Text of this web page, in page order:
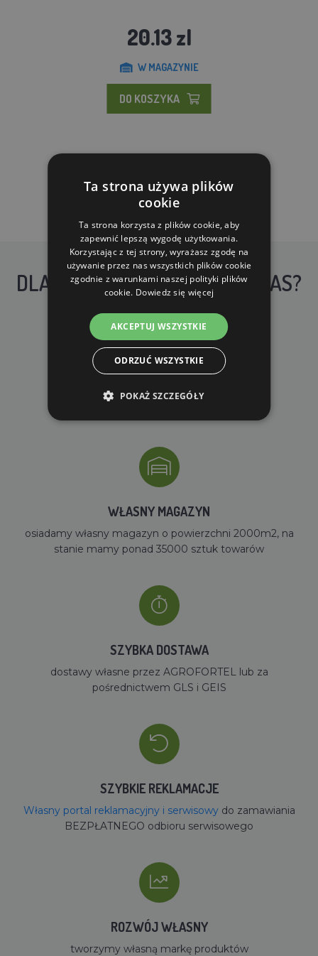
20.13 zl
W MAGAZYNIE
DO KOSZYKA
DLACZEGO WARTO KUPIĆ U NAS?
DARMOWA WYSYŁKA
WŁASNY MAGAZYN
osiadamy własny magazyn o powierzchni 2000m2, na
stanie mamy ponad 35000 sztuk towarów
SZYBKA DOSTAWA
dostawy własne przez AGROFORTEL lub za
pośrednictwem GLS i GEIS
SZYBKIE REKLAMACJE
Własny portal reklamacyjny i serwisowydo zamawiania
BEZPŁATNEGO odbioru serwisowego
ROZWÓJ WŁASNY
tworzymy własną markę produktów
Ta strona używa plików
cookie
Ta strona korzysta z plików cookie, aby
zapewnić lepszą wygodę użytkowania.
Korzystając z tej strony, wyrażasz zgodę na
używanie przez nas wszystkich plików cookie
zgodnie z warunkami naszej polityki plików
cookie. Dowiedz się więcej
AKCEPTUJ WSZYSTKIE
ODRZUĆ WSZYSTKIE
POKAŻ SZCZEGÓŁY